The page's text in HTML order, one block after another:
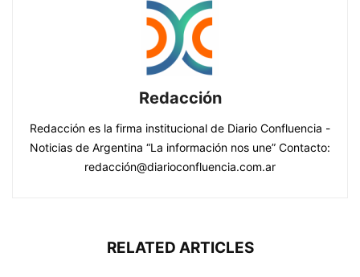
Redacción
Redacción es la firma institucional de Diario Confluencia -
Noticias de Argentina “La información nos une” Contacto:
redacción@diarioconfluencia.com.ar
RELATED ARTICLES